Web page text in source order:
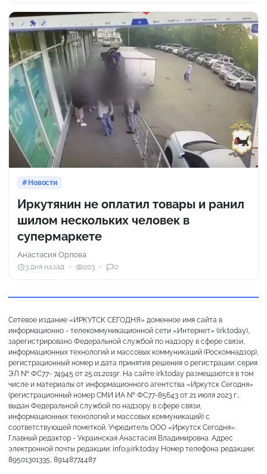
Новости
Иркутянин не оплатил товары и ранил
шилом нескольких человек в
супермаркете
Анастасия Орлова
3 дня назад 203 0
Сетевое издание «ИРКУТСК СЕГОДНЯ» доменное имя сайта в
информационно - телекоммуникационной сети «Интернет» (irk.today),
зарегистрировано Федеральной службой по надзору в сфере связи,
информационных технологий и массовых коммуникаций (Роскомнадзор),
регистрационный номер и дата принятия решения о регистрации: серия
ЭЛ № ФС77- 74945 от 25.01.2019г. На сайте irk.today размещаются в том
числе и материалы от информационного агентства «Иркутск Сегодня»
(регистрационный номер СМИ ИА № ФС77-85643 от 21 июля 2023 г.,
выдан Федеральной службой по надзору в сфере связи,
информационных технологий и массовых коммуникаций) с
соответствующей пометкой. Учредитель ООО «Иркутск Сегодня».
Главный редактор - Украинская Анастасия Владимировна. Адрес
электронной почты редакции: info@irk.today Номер телефона редакции:
89501301335, 89148774487